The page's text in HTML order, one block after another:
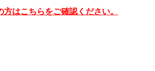
はこちらをご確認ください。